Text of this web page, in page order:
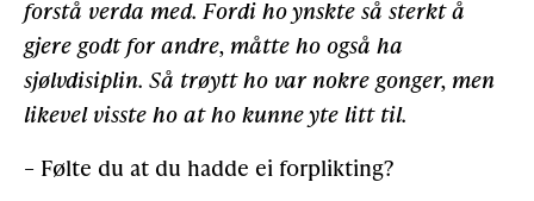
forstå verda med. Fordi ho ynskte så sterkt å
gjere godt for andre, måtte ho også ha
sjølvdisiplin. Så trøytt ho var nokre gonger, men
likevel visste ho at ho kunne yte litt til.
– Følte du at du hadde ei forplikting?